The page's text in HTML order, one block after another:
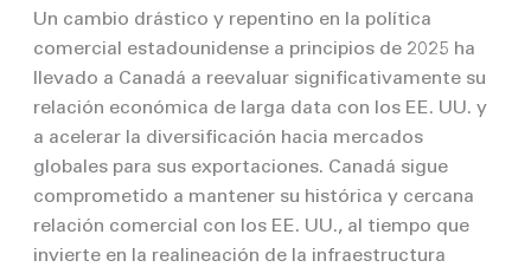
Un cambio drástico y repentino en la política
comercial estadounidense a principios de 2025 ha
llevado a Canadá a reevaluar significativamente su
relación económica de larga data con los EE. UU. y
a acelerar la diversificación hacia mercados
globales para sus exportaciones. Canadá sigue
comprometido a mantener su histórica y cercana
relación comercial con los EE. UU., al tiempo que
invierte en la realineación de la infraestructura